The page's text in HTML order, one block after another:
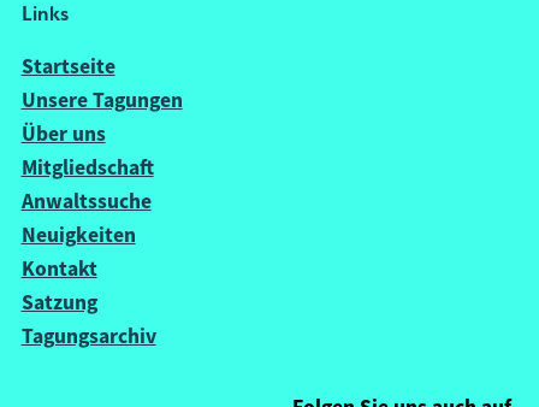
Links
Startseite
Unsere Tagungen
Über uns
Mitgliedschaft
Anwaltssuche
Neuigkeiten
Kontakt
Satzung
Tagungsarchiv